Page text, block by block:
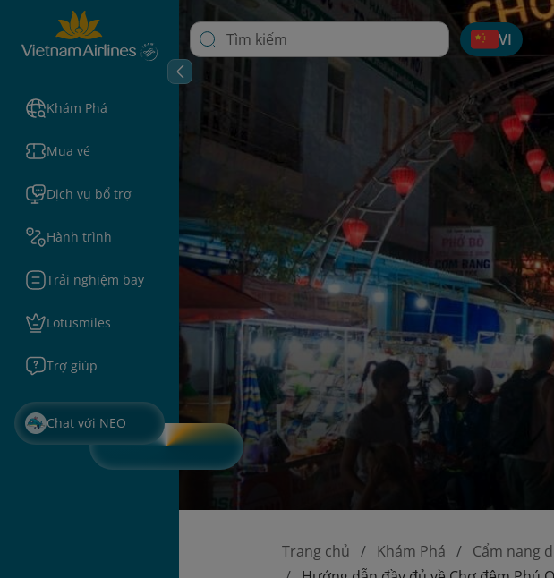
Khám Phá
Mua vé
Dịch vụ bổ trợ
Hành trình
Trải nghiệm bay
Lotusmiles
Trợ giúp
Chat với NEO
VI
Trang chủ Khám Phá
Cẩm nang